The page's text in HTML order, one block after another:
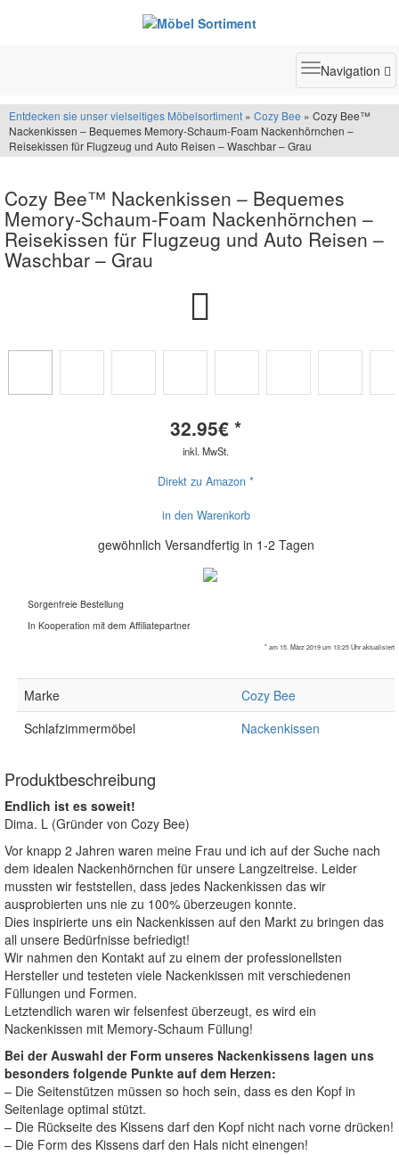
Toggle
Navigation
Entdecken sie unser vielseitiges Möbelsortiment » Cozy Bee » Cozy Bee™
Nackenkissen – Bequemes Memory-Schaum-Foam Nackenhörnchen –
Reisekissen für Flugzeug und Auto Reisen – Waschbar – Grau
Cozy Bee™ Nackenkissen – Bequemes
Memory-Schaum-Foam Nackenhörnchen –
Reisekissen für Flugzeug und Auto Reisen –
Waschbar – Grau
32.95€ *
inkl. MwSt.
Direkt zu Amazon *
in den Warenkorb
gewöhnlich Versandfertig in 1-2 Tagen
Sorgenfreie Bestellung
In Kooperation mit dem Affiliatepartner
* am 15. März 2019 um 13:25 Uhr aktualisiert
Marke
Cozy Bee
Schlafzimmermöbel
Nackenkissen
Produktbeschreibung
Endlich ist es soweit!
Dima. L (Gründer von Cozy Bee)
Vor knapp 2 Jahren waren meine Frau und ich auf der Suche nach
dem idealen Nackenhörnchen für unsere Langzeitreise. Leider
mussten wir feststellen, dass jedes Nackenkissen das wir
ausprobierten uns nie zu 100% überzeugen konnte.
Dies inspirierte uns ein Nackenkissen auf den Markt zu bringen das
all unsere Bedürfnisse befriedigt!
Wir nahmen den Kontakt auf zu einem der professionellsten
Hersteller und testeten viele Nackenkissen mit verschiedenen
Füllungen und Formen.
Letztendlich waren wir felsenfest überzeugt, es wird ein
Nackenkissen mit Memory-Schaum Füllung!
Bei der Auswahl der Form unseres Nackenkissens lagen uns
besonders folgende Punkte auf dem Herzen:
– Die Seitenstützen müssen so hoch sein, dass es den Kopf in
Seitenlage optimal stützt.
– Die Rückseite des Kissens darf den Kopf nicht nach vorne drücken!
– Die Form des Kissens darf den Hals nicht einengen!